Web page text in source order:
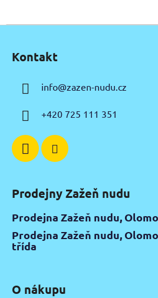
Kontakt
info@zazen-nudu.cz
+420 725 111 351
Prodejny Zažeň nudu
Prodejna Zažeň nudu,
Prodejna Zažeň nudu,
třída
O nákupu